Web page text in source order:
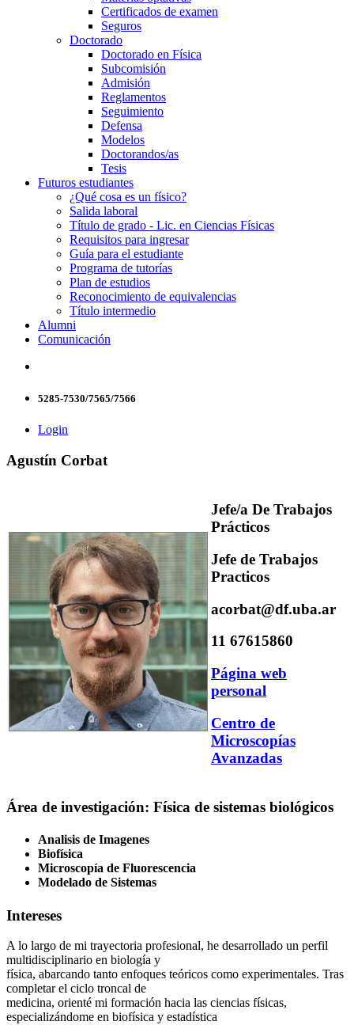
Certificados de examen
Seguros
Doctorado
Doctorado en Física
Subcomisión
Admisión
Reglamentos
Seguimiento
Defensa
Modelos
Doctorandos/as
Tesis
Futuros estudiantes
¿Qué cosa es un físico?
Salida laboral
Título de grado - Lic. en Ciencias Físicas
Requisitos para ingresar
Guía para el estudiante
Programa de tutorías
Plan de estudios
Reconocimiento de equivalencias
Título intermedio
Alumni
Comunicación
5285-7530/7565/7566
Login
Agustín Corbat
Jefe/a De Trabajos
Prácticos
Jefe de Trabajos
Practicos
acorbat@df.uba.ar
11 67615860
Página web
personal
Centro de
Microscopías
Avanzadas
Área de investigación: Física de sistemas biológicos
Analisis de Imagenes
Biofísica
Microscopía de Fluorescencia
Modelado de Sistemas
Intereses
A lo largo de mi trayectoria profesional, he desarrollado un perfil
multidisciplinario en biología y
física, abarcando tanto enfoques teóricos como experimentales. Tras
completar el ciclo troncal de
medicina, orienté mi formación hacia las ciencias físicas,
especializándome en biofísica y estadística